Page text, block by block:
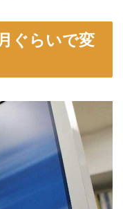
ぐらいで変